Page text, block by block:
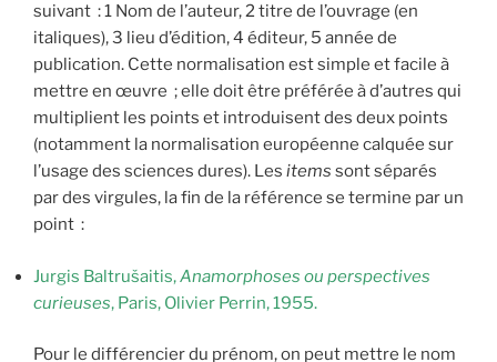
suivant : 1 Nom de l’auteur, 2 titre de l’ouvrage (en
italiques), 3 lieu d’édition, 4 éditeur, 5 année de
publication. Cette normalisation est simple et facile à
mettre en œuvre ; elle doit être préférée à d’autres qui
multiplient les points et introduisent des deux points
(notamment la normalisation européenne calquée sur
l’usage des sciences dures). Les items sont séparés
par des virgules, la fin de la référence se termine par un
point :
Jurgis Baltrušaitis,Anamorphoses ou perspectives
curieuses, Paris, Olivier Perrin, 1955.
Pour le différencier du prénom, on peut mettre le nom